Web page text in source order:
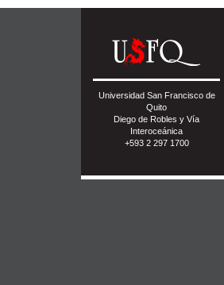
Universidad San Francisco de
Quito
Diego de Robles y Vía
Interoceánica
+593 2 297 1700